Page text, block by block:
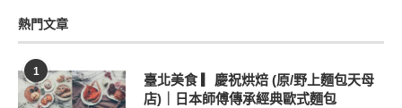
熱門文章
1
臺北美食 ▎慶祝烘焙 (原/野上麵包天母
店)｜日本師傅傳承經典歐式麵包